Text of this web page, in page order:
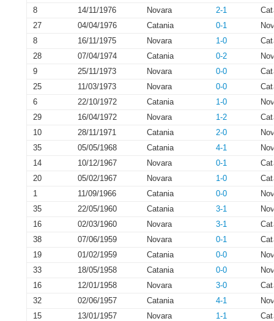
8
14/11/1976 Novara 2-1
27
04/04/1976 Catania 0-1
8
16/11/1975 Novara 1-0
28
07/04/1974 Catania 0-2
9
25/11/1973 Novara 0-0
25
11/03/1973 Novara 0-0
6
22/10/1972 Catania 1-0
29
16/04/1972 Novara 1-2
10
28/11/1971 Catania 2-0
35
05/05/1968 Catania 4-1
14
10/12/1967 Novara 0-1
20
05/02/1967 Novara 1-0
1
11/09/1966 Catania 0-0
35
22/05/1960 Catania 3-1
16
02/03/1960 Novara 3-1
38
07/06/1959 Novara 0-1
19
01/02/1959 Catania 0-0
33
18/05/1958 Catania 0-0
16
12/01/1958 Novara 3-0
32
02/06/1957 Catania 4-1
15
13/01/1957 Novara 1-1